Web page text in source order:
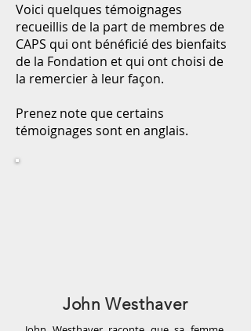
Voici quelques témoignages
recueillis de la part de membres de
CAPS qui ont bénéficié des bienfaits
de la Fondation et qui ont choisi de
la remercier à leur façon.
Prenez note que certains
témoignages sont en anglais.
​John Westhaver